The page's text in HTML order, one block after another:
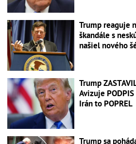
Trump reaguje
škandále s
našiel nového
Trump
Avizuje
Irán to POPREL
Trump sa